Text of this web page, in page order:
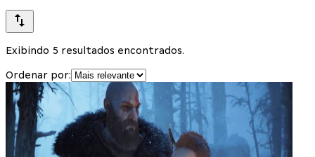
Exibindo 5 resultados encontrados.
Ordenar por: